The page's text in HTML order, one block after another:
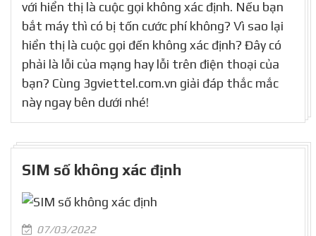
với hiển thị là cuộc gọi không xác định. Nếu bạn
bắt máy thì có bị tốn cước phí không? Vì sao lại
hiển thị là cuộc gọi đến không xác định? Đây có
phải là lỗi của mạng hay lỗi trên điện thoại của
bạn? Cùng 3gviettel.com.vn giải đáp thắc mắc
này ngay bên dưới nhé!
SIM số không xác định
07/03/2022